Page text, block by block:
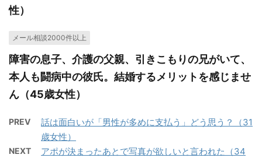
性）
メール相談2000件以上
障害の息子、介護の父親、引きこもりの兄がいて、
本人も闘病中の彼氏。結婚するメリットを感じませ
ん（45歳女性）
PREV
話は面白いが「男性が多めに支払う」どう思う？（31
歳女性）
NEXT
アポが決まったあとで写真が欲しいと言われた（34